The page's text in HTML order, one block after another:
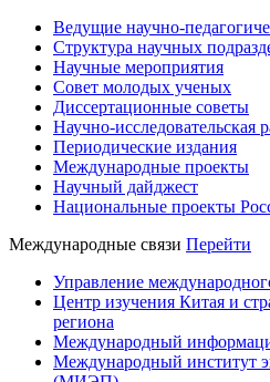
Ведущие научно-
Структура научных
Научные мероприятия
Совет молодых ученых
Диссертационные советы
Научно-исследовательская
Периодические издания
Международные проекты
Научный дайджест
Национальные проекты
Международные связи Перейти
Управление
Центр изучения Китая и
региона
Международный
Международный институт